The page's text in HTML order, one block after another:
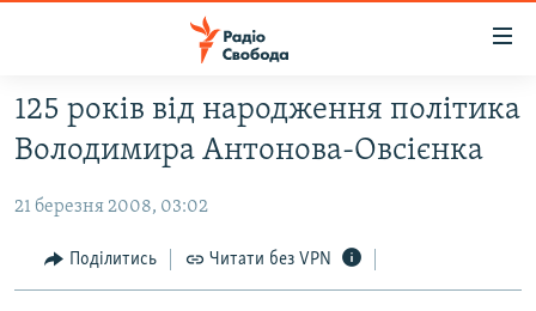
Перейти
до
основного
Перейти
основної
РАДІО СВОБОДА – 70 РОКІВ
ВСЕ ЗА ДОБУ
СТАТТІ
ПОЛІТИКА
ВІЙНА
125 років від народження політика
Володимира Антонова-Овсієнка
21 березня 2008, 03:02
Поділитись Читати без VPN